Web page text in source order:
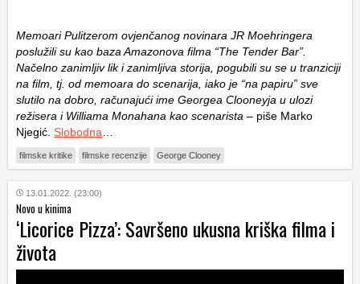
Memoari Pulitzerom ovjenčanog novinara JR Moehringera
poslužili su kao baza Amazonova filma “The Tender Bar”.
Načelno zanimljiv lik i zanimljiva storija, pogubili su se u tranziciji
na film, tj. od memoara do scenarija, iako je “na papiru” sve
slutilo na dobro, računajući ime Georgea Clooneyja u ulozi
režisera i Williama Monahana kao scenarista – piše Marko
Njegić. Slobodna
filmske kritike filmske recenzije George Clooney
13.01.2022. (23:00)
Novo u kinima
‘Licorice Pizza’: Savršeno ukusna kriška filma i
života